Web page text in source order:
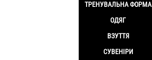
ТРЕНУВАЛЬНА ФОРМА
ОДЯГ
ВЗУТТЯ
СУВЕНІРИ